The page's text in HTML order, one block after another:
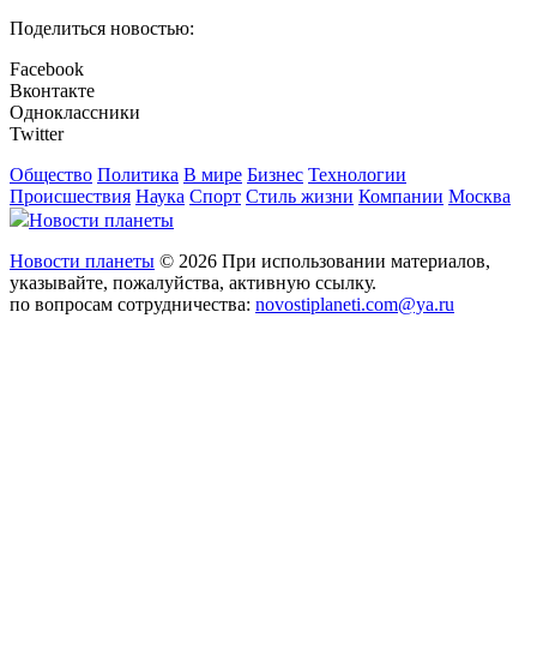
Поделиться новостью:
Facebook
Вконтакте
Одноклассники
Twitter
Общество Политика В мире Бизнес Технологии
Происшествия Наука Спорт Стиль жизни Компании Москва
Новости планеты
Новости планеты © 2026 При использовании материалов,
указывайте, пожалуйства, активную ссылку.
по вопросам сотрудничества: novostiplaneti.com@ya.ru